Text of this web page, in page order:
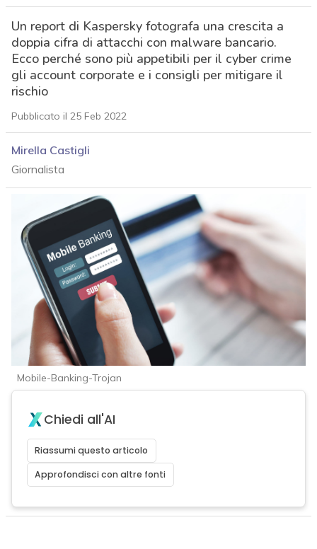
Un report di Kaspersky fotografa una crescita a
doppia cifra di attacchi con malware bancario.
Ecco perché sono più appetibili per il cyber crime
gli account corporate e i consigli per mitigare il
rischio
Pubblicato il 25 Feb 2022
Mirella Castigli
Giornalista
Mobile-Banking-Trojan
Chiedi all'AI
Riassumi questo articolo
Approfondisci con altre fonti